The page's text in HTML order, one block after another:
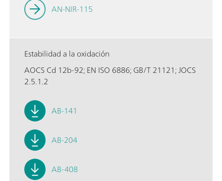
AN-NIR-115
Estabilidad a la oxidación
AOCS Cd 12b-92; EN ISO 6886; GB/T 21121; JOCS
2.5.1.2
AB-141
AB-204
AB-408